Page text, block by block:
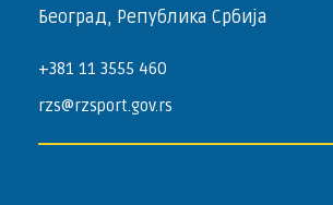
Београд, Република Србија
+381 11 3555 460
rzs@rzsport.gov.rs